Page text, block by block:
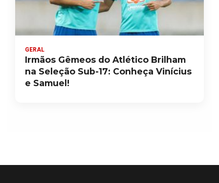
GERAL
Irmãos Gêmeos do Atlético Brilham
na Seleção Sub-17: Conheça Vinícius
e Samuel!